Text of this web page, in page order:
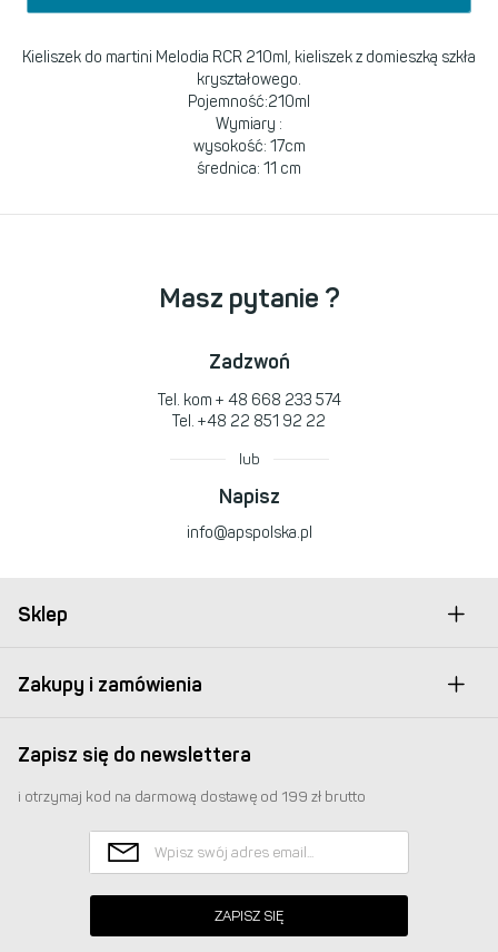
Kieliszek do martini Melodia RCR 210ml, kieliszek z domieszką szkła
kryształowego.
Pojemność:210ml
Wymiary :
wysokość: 17cm
średnica: 11 cm
Masz pytanie ?
Zadzwoń
Tel. kom + 48 668 233 574
Tel. +48 22 851 92 22
lub
Napisz
info@apspolska.pl
Sklep
Zakupy i zamówienia
Zapisz się do newslettera
i otrzymaj kod na darmową dostawę od 199 zł brutto
ZAPISZ SIĘ